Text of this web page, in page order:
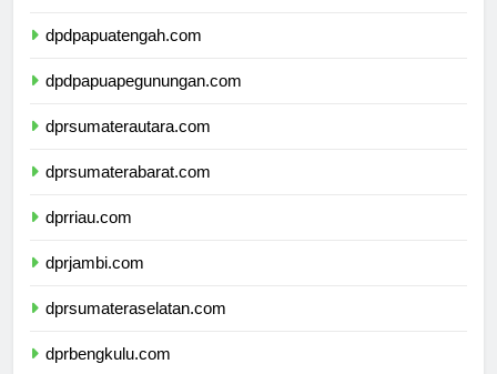
dpdpapuatengah.com
dpdpapuapegunungan.com
dprsumaterautara.com
dprsumaterabarat.com
dprriau.com
dprjambi.com
dprsumateraselatan.com
dprbengkulu.com